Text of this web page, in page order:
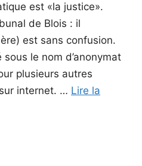
est «la justice».
de Blois : il
est sans confusion.
le nom d’anonymat
plusieurs autres
internet. … Lire la